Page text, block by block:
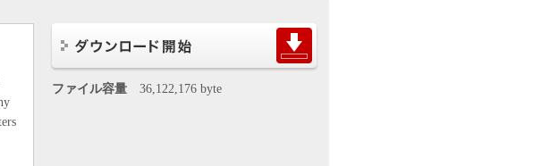
ファイル容量 36,122,176 byte